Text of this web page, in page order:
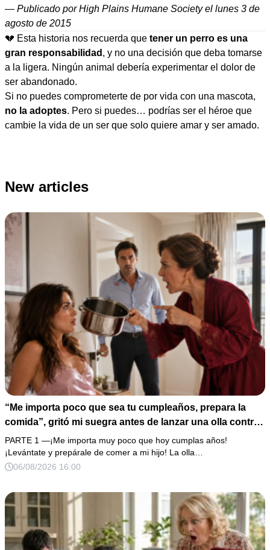
— Publicado por High Plains Humane Society el lunes 3 de
agosto de 2015
💔 Esta historia nos recuerda que tener un perro es una
gran responsabilidad , y no una decisión que deba tomarse
a la ligera. Ningún animal debería experimentar el dolor de
ser abandonado.
Si no puedes comprometerte de por vida con una mascota,
no la adoptes. Pero si puedes… podrías ser el héroe que
cambie la vida de un ser que solo quiere amar y ser amado.
New articles
“Me importa poco que sea tu cumpleaños, prepara la
comida”, gritó mi suegra antes de lanzar una olla contra
mi cama. Mi esposo regresó horas después oliendo al
perfume de su amante, seguro de que yo lo perdonaría.
Pero yo ya tenía 3 copias de los estados de cuenta y una
PARTE 1 —¡Me importa muy poco que hoy cumplas años!
¡Levántate y prepárale de comer a mi hijo! La olla…
06/08/2026 16:00